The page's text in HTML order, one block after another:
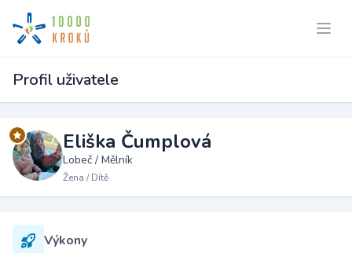
Profil uživatele
Eliška Čumplová
Lobeč / Mělník
Žena / Dítě
Výkony